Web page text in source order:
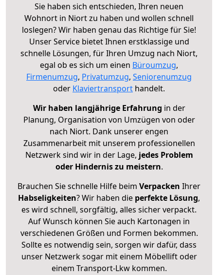
Sie haben sich entschieden, Ihren neuen
Wohnort in Niort zu haben und wollen schnell
loslegen? Wir haben genau das Richtige für Sie!
Unser Service bietet Ihnen erstklassige und
schnelle Lösungen, für Ihren Umzug nach Niort,
egal ob es sich um einen Büroumzug,
Firmenumzug, Privatumzug, Seniorenumzug
oder Klaviertransport handelt.
Wir haben langjährige Erfahrung in der
Planung, Organisation von Umzügen von oder
nach Niort. Dank unserer engen
Zusammenarbeit mit unserem professionellen
Netzwerk sind wir in der Lage, jedes Problem
oder Hindernis zu meistern.
Brauchen Sie schnelle Hilfe beim Verpacken Ihrer
Habseligkeiten? Wir haben die perfekte Lösung,
es wird schnell, sorgfältig, alles sicher verpackt.
Auf Wunsch können Sie auch Kartonagen in
verschiedenen Größen und Formen bekommen.
Sollte es notwendig sein, sorgen wir dafür, dass
unser Netzwerk sogar mit einem Möbellift oder
einem Transport-Lkw kommen.